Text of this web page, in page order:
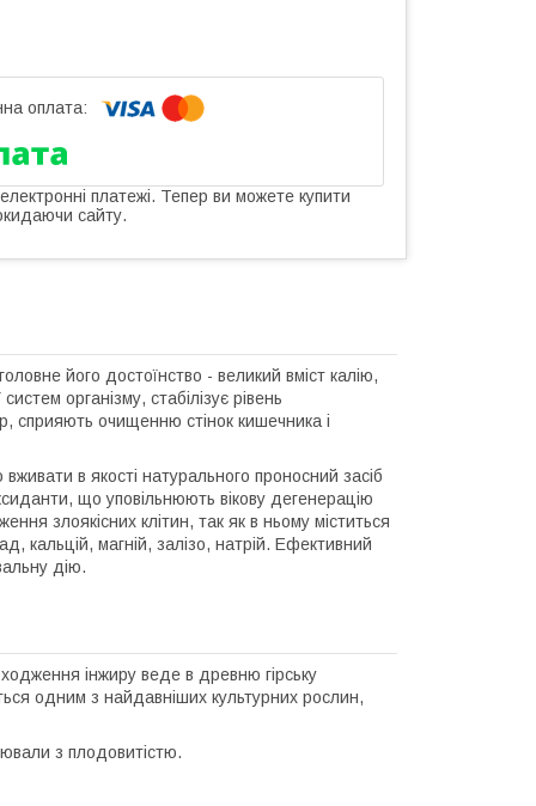
платежі. Тепер ви можете купити
сайту.
його достоїнство - великий вміст калію,
організму, стабілізує рівень
сприяють очищенню стінок кишечника і
в якості натурального проносний засіб
що уповільнюють вікову дегенерацію
злоякісних клітин, так як в ньому міститься
кальцій, магній, залізо, натрій. Ефективний
дію.
інжиру веде в древню гірську
одним з найдавніших культурних рослин,
з плодовитістю.